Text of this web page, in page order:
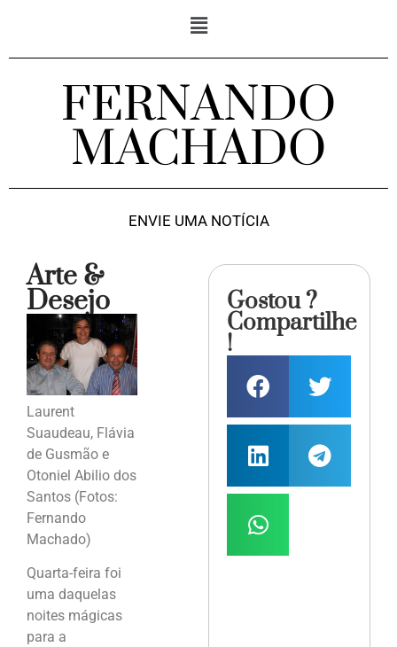
FERNANDO
MACHADO
ENVIE UMA NOTÍCIA
Arte &
Desejo
Laurent
Suaudeau, Flávia
de Gusmão e
Otoniel Abilio dos
Santos (Fotos:
Fernando
Machado)
Quarta-feira foi
uma daquelas
noites mágicas
para a
Gostou ?
Compartilhe
!